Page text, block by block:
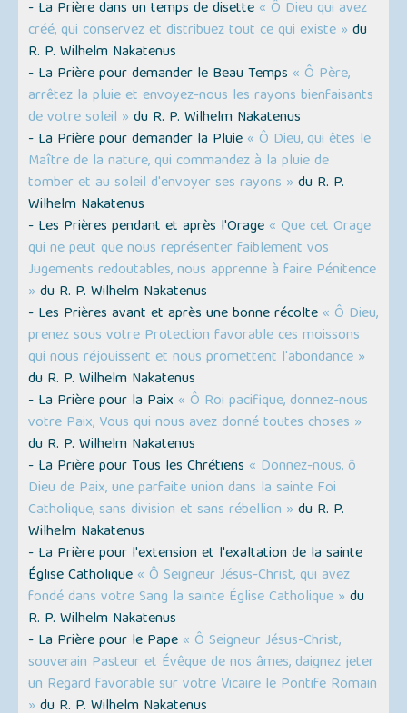
- La Prière dans un temps de disette « Ô Dieu qui avez
créé, qui conservez et distribuez tout ce qui existe » du
R. P. Wilhelm Nakatenus
- La Prière pour demander le Beau Temps « Ô Père,
arrêtez la pluie et envoyez-nous les rayons bienfaisants
de votre soleil » du R. P. Wilhelm Nakatenus
- La Prière pour demander la Pluie « Ô Dieu, qui êtes le
Maître de la nature, qui commandez à la pluie de
tomber et au soleil d'envoyer ses rayons » du R. P.
Wilhelm Nakatenus
- Les Prières pendant et après l'Orage « Que cet Orage
qui ne peut que nous représenter faiblement vos
Jugements redoutables, nous apprenne à faire Pénitence
» du R. P. Wilhelm Nakatenus
- Les Prières avant et après une bonne récolte « Ô Dieu,
prenez sous votre Protection favorable ces moissons
qui nous réjouissent et nous promettent l'abondance »
du R. P. Wilhelm Nakatenus
- La Prière pour la Paix « Ô Roi pacifique, donnez-nous
votre Paix, Vous qui nous avez donné toutes choses »
du R. P. Wilhelm Nakatenus
- La Prière pour Tous les Chrétiens « Donnez-nous, ô
Dieu de Paix, une parfaite union dans la sainte Foi
Catholique, sans division et sans rébellion » du R. P.
Wilhelm Nakatenus
- La Prière pour l'extension et l'exaltation de la sainte
Église Catholique « Ô Seigneur Jésus-Christ, qui avez
fondé dans votre Sang la sainte Église Catholique » du
R. P. Wilhelm Nakatenus
- La Prière pour le Pape « Ô Seigneur Jésus-Christ,
souverain Pasteur et Évêque de nos âmes, daignez jeter
un Regard favorable sur votre Vicaire le Pontife Romain
» du R. P. Wilhelm Nakatenus